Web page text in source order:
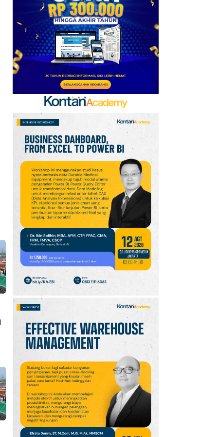
Baru, Ini Daftar 54
Saham HSC BEI per 6
Agustus 2026
7
UEFA hingga Luis Figo,
Ini Daftar Pihak yang
Menentang Gianni
Infantino
8
Krisis Migrasi Ancam
Status Maroko sebagai
Tuan Rumah Piala Dunia
2030
Promo Super Hemat
Indomaret 6–19 Agustus
2026, Diskon Kebutuhan
Rumah hingga 40%
10 Jadwal Persija vs Arema
FC Perebutan Juara 3
Piala Presiden 2026,
Kick-off Sore Ini